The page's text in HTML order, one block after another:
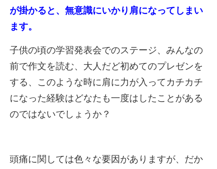
が掛かると、無意識にいかり肩になってしまい
ます。
子供の頃の学習発表会でのステージ、みんなの
前で作文を読む、大人だど初めてのプレゼンを
する、このような時に肩に力が入ってカチカチ
になった経験はどなたも一度はしたことがある
のではないでしょうか？
頭痛に関しては色々な要因がありますが、だか